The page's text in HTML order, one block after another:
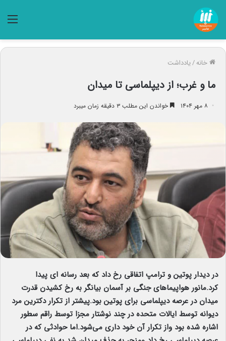
خانه/یادداشت
ما و غرب؛ از دیپلماسی تا میدان
۸ مهر ۱۴۰۴ خواندن این مطلب ۳ دقیقه زمان میبرد
در دیدار پوتین و ترامپ اتفاقی رخ داد که بعد رسانه ای پیدا
کرد.مانور هواپیماهای جنگی بر آسمان بیانگر به رخ کشیدن قدرت
میدان در عرصه دیپلماسی برای پوتین بود.پیشتر از تکرار دکترین مرد
دیوانه توسط ایالات متحده در چند نوشتار مجزا توسط راقم سطور
اشاره شده بود واز تکرار آن خود داری می‌شود.اما حوادثی که در